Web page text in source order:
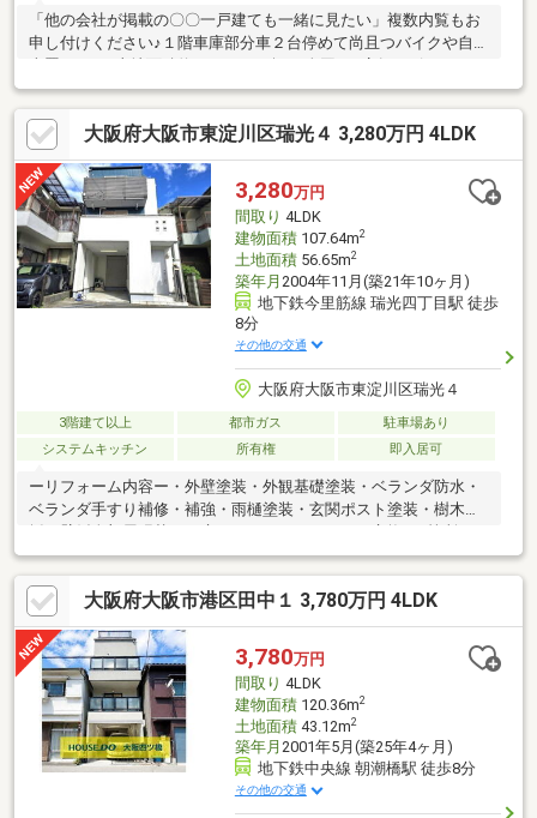
「他の会社が掲載の〇〇一戸建ても一緒に見たい」複数内覧もお
申し付けください♪１階車庫部分車２台停めて尚且つバイクや自転
ウスネットワークで必ずぴったりな物件をご紹介させて頂きます
■◆◆見学ご希望のお客様◆◆いつでもお気軽にお問合せくださ
い♪◆◆住宅ローン審査に不安のある方◆◆是非当社にご相談
を！！お役に立ちます！！■ご自宅のお迎えはもちろん、最寄り
の駅などご指定でのお待ち合わせも可能です♪ お客様のご条件を
お聞かせいただければ他の物件や周辺環境も一緒にご案内させて
いただきます！
大阪府大阪市東淀川区瑞光４ 3,280万円 4LDK
3,280万円
間取り 4LDK
建物面積107.64m2
土地面積56.65m2
築年月 2004年11月(築21年10ヶ月)
地下鉄今里筋線 瑞光四丁目駅 徒歩
8分
その他の交通
大阪府大阪市東淀川区瑞光４
3階建て以上 都市ガス
駐車場あり
システムキッチン
所有権 即入居可
ーリフォーム内容ー・外壁塗装・外観基礎塗装・ベランダ防水・
ベランダ手すり補修・補強・雨樋塗装・玄関ポスト塗装・樹木伐
採・壁紙全部屋張替え・床ワックスがけ・トイレ交換・1箇所・ペ
ーパーホルダー交換・風呂クリーニング・室内壁一部左官・火災
報知器新設・キッチン扉シート張替え・食洗機交換・ハウスクリ
ーニング□■□内覧予約をご希望の方は、お気軽にお問い合わせ下
さい！□■□
大阪府大阪市港区田中１ 3,780万円 4LDK
3,780万円
間取り 4LDK
建物面積120.36m2
土地面積43.12m2
築年月 2001年5月(築25年4ヶ月)
地下鉄中央線 朝潮橋駅 徒歩8分
その他の交通